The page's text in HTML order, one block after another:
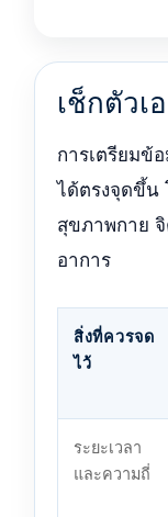
เช็กตัวเ
การเตรียมข้
ได้ตรงจุดขึ้น
สุขภาพกาย
อาการ
สิ่งที่ควรจด
ไว้
ระยะเวลา
และความถี่